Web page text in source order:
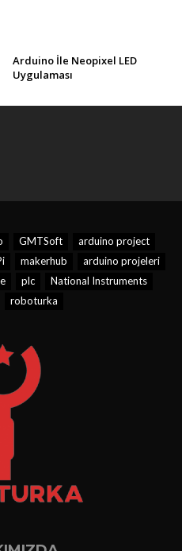
Arduino İle Neopixel LED
Uygulaması
GMTSoft
arduino project
makerhub
arduino projeleri
plc
National Instruments
roboturka